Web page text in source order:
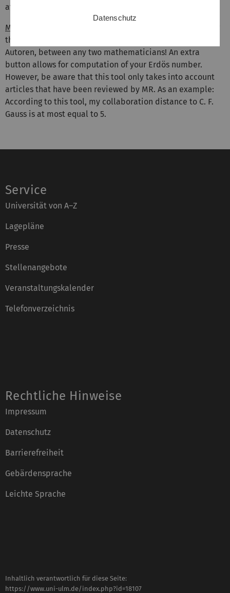
at most three!!!
Mathematical Reviews
the collaboration distance, in German Abstand zwischen
Autoren, between any two mathematicians! An extra
button allows for computation of your Erdös number.
However, be aware that this tool only takes into account
articles that have been reviewed by MR. As an example:
According to this tool, my collaboration distance to C. F.
Gauss is at most equal to 5.
Service
Universität von A–Z
Lagepläne
Presse
Stellenangebote
Veranstaltungskalender
Telefonverzeichnis
Rechtliche Hinweise
Impressum
Datenschutz
Barrierefreiheit
Gebärdensprache
Leichte Sprache
Inhaltlich verantwortlich für diese Seite:
https://www.uni-ulm.de/index.php?id=18107
Datenschutz